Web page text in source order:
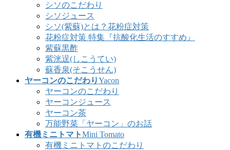
シソのこだわり
シソジュース
シソ(紫蘇)とは？花粉症対策
花粉症対策 特集『抗酸化生活のすすめ』
紫蘇黒酢
紫洸逞(しこうてい)
蘇香泉(そこうせん)
ヤーコンのこだわりYacon
ヤーコンのこだわり
ヤーコンジュース
ヤーコン茶
万能野菜「ヤーコン」のお話
有機ミニトマトMini Tomato
有機ミニトマトのこだわり